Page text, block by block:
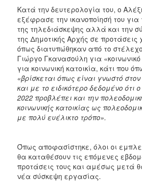
Κατά την δευτερολογία του, ο
εξέφρασε την ικανοποίησή του
της τηλεδιάσκεψης αλλά και την
της Δημοτικής Αρχής σε
όπως διατυπώθηκαν από το
Γιώργο Γκανασούλη για
για κοινωνική κατοικία, κάτι που
«βρίσκεται όπως είναι γνωστό
και με το ειδικότερο δεδομένο ότι
2022 προβλέπει και την
κοινωνικής κατοικίας ως
με πολύ ευέλικτο τρόπο».
Όπως αποφασίστηκε, όλοι οι
θα καταθέσουν τις επόμενες
προτάσεις τους και αμέσως μετά
νέα σύσκεψη εργασίας.